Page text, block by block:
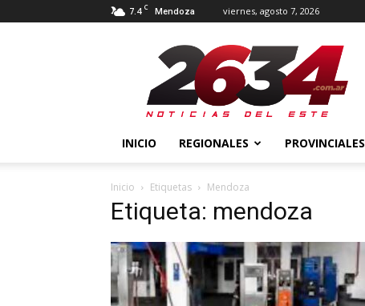
7.4 C Mendoza viernes, agosto 7, 2026
2634
Diario
INICIO REGIONALES PROVINCIALES
Inicio Etiquetas Mendoza
Etiqueta: mendoza